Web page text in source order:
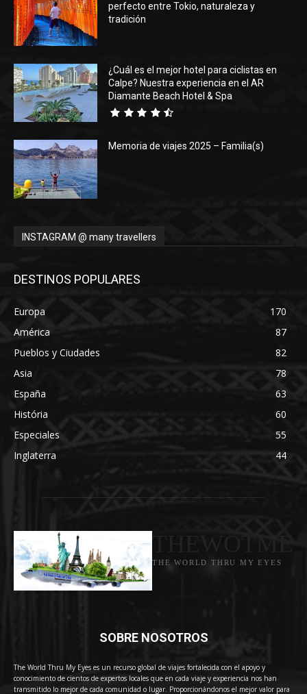
perfecto entre Tokio, naturaleza y
tradición
¿Cuál es el mejor hotel para ciclistas en
Calpe? Nuestra experiencia en el AR
Diamante Beach Hotel & Spa
Memoria de viajes 2025 – Familia(s)
INSTAGRAM @ many travellers
DESTINOS POPULARES
Europa
170
América
87
Pueblos y Ciudades
82
Asia
78
España
63
História
60
Especiales
55
Inglaterra
44
THE WORLD THRU MY EYES
SOBRE NOSOTROS
The World Thru My Eyes es un recurso global de viajes fortalecida con el apoyo y
conocimiento de cientos de expertos locales que en cada viaje y experiencia nos han
transmitido lo mejor de cada comunidad o lugar. Proporcionándonos el mejor valor para